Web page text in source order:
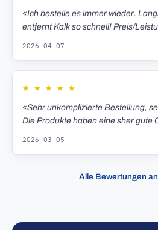
«Ich bestelle es immer wieder.
entfernt Kalk so schnell! Preis/
2026-04-07
★ ★ ★ ★ ★
«Sehr unkomplizierte Bestellung,
Die Produkte haben eine sher gute
2026-03-05
Alle Bewertungen